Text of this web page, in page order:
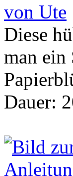
von Ute
Diese
man ein
Dauer: